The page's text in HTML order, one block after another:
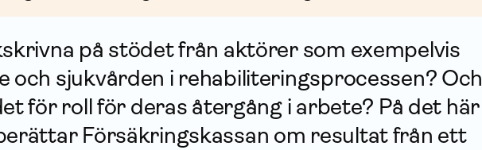
på stödet från aktörer som exempelvis
och sjukvården i rehabiliteringsprocessen? Och
för roll för deras återgång i arbete? På det här
Försäkrings­kassan om resultat från ett